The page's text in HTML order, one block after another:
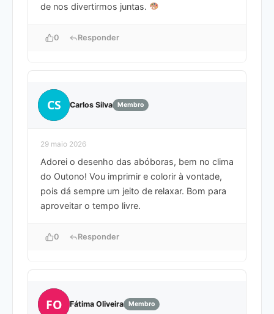
de nos divertirmos juntas.
0 Responder
CS Carlos Silva Membro
29 maio 2026
Adorei o desenho das abóboras, bem no clima
do Outono! Vou imprimir e colorir à vontade,
pois dá sempre um jeito de relaxar. Bom para
aproveitar o tempo livre.
0 Responder
FO Fátima Oliveira Membro